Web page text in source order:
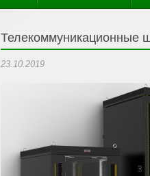
Телекоммуникационные
23.10.2019